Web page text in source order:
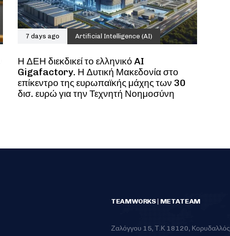
7 days ago Artificial Intelligence (AI)
Η ΔΕΗ διεκδικεί το ελληνικό AI
Gigafactory. Η Δυτική Μακεδονία στο
επίκεντρο της ευρωπαϊκής μάχης των 30
δισ. ευρώ για την Τεχνητή Νοημοσύνη
TEAMWORKS | METATEAM
Ζαλόγγου 15, Τ.Κ 18120, Κορυδαλλός